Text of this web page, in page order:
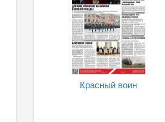
Красный воин